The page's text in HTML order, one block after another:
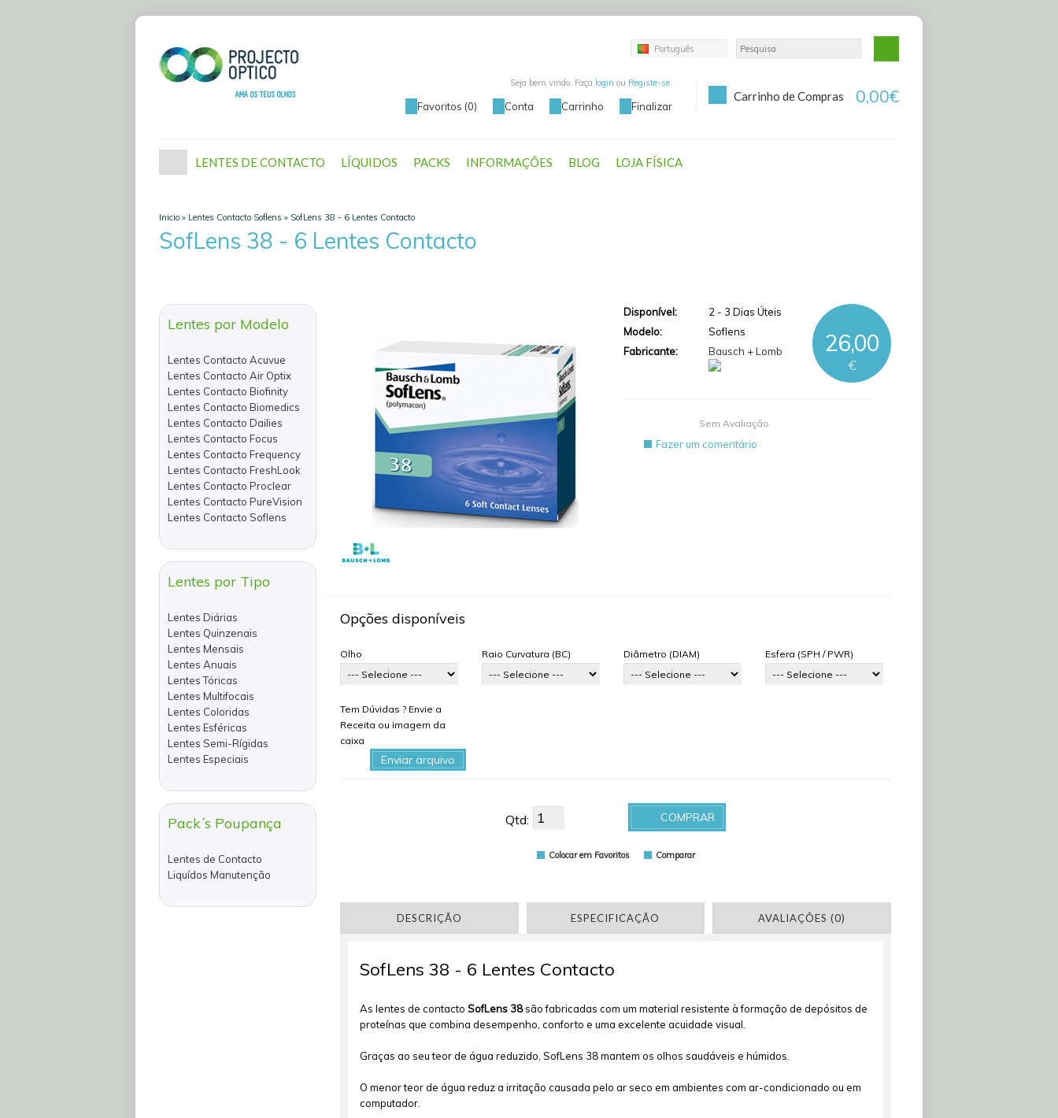
Português
Carrinho de Compras 0,00€
Seja bem vindo. Faça login ou Registe-se.
Favoritos (0) Conta Carrinho Finalizar
LENTES DE CONTACTO LÍQUIDOS PACKS INFORMAÇÕES BLOG LOJA FÍSICA
Inicio » Lentes Contacto Soflens » SofLens 38 - 6 Lentes Contacto
SofLens 38 - 6 Lentes Contacto
Lentes por Modelo
Lentes Contacto Acuvue
Lentes Contacto Air Optix
Lentes Contacto Biofinity
Lentes Contacto Biomedics
Lentes Contacto Dailies
Lentes Contacto Focus
Lentes Contacto Frequency
Lentes Contacto FreshLook
Lentes Contacto Proclear
Lentes Contacto PureVision
Lentes Contacto Soflens
Lentes por Tipo
Lentes Diárias
Lentes Quinzenais
Lentes Mensais
Lentes Anuais
Lentes Tóricas
Lentes Multifocais
Lentes Coloridas
Lentes Esféricas
Lentes Semi-Rígidas
Lentes Especiais
Pack´s Poupança
Lentes de Contacto
Liquídos Manutenção
26,00
€
Disponível:
2 - 3 Dias Úteis
Modelo:
Soflens
Fabricante:
Bausch + Lomb
Sem Avaliação
Fazer um comentário
Opções disponíveis
Olho Raio Curvatura (BC) Diâmetro (DIAM) Esfera (SPH / PWR)
Tem Dúvidas ? Envie a
Receita ou imagem da
caixa
Enviar arquivo
Qtd: COMPRAR
Colocar em Favoritos Comparar
DESCRIÇÃO ESPECIFICAÇÃO AVALIAÇÕES (0)
SofLens 38 - 6 Lentes Contacto
As lentes de contacto SofLens 38são fabricadas com um material resistente à formação de depósitos de
proteínas que combina desempenho, conforto e uma excelente acuidade visual.
Graças ao seu teor de água reduzido, SofLens 38 mantem os olhos saudáveis ​​e húmidos.
O menor teor de água reduz a irritação causada pelo ar seco em ambientes com ar-condicionado ou em
computador.